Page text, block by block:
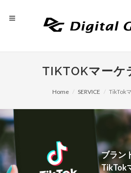
TIKTOKマーケ
Home SERVICE TikTok
ブラン
TikTok